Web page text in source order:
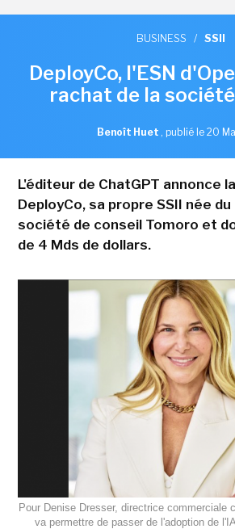
BUSINESS / SSII
DeployCo, l'ESN
rachat de la
Benoît Huet , publié le 20
L'éditeur de ChatGPT annonce
DeployCo, sa propre SSII née
société de conseil Tomoro et
de 4 Mds de dollars.
Pour Denise Dresser, directrice commerciale
va permettre de passer de l'adoption de